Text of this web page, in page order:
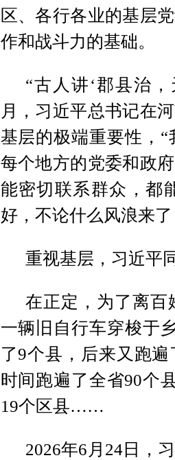
区、各行各业的基层
作和战斗力的基础。
“古人讲‘郡县治
月，习近平总书记在
基层的极端重要性，
每个地方的党委和政
能密切联系群众，都
好，不论什么风浪来
重视基层，习近平
在正定，为了离百
一辆旧自行车穿梭于
了9个县，后来又跑
时间跑遍了全省90个
19个区县……
2026年6月24日，